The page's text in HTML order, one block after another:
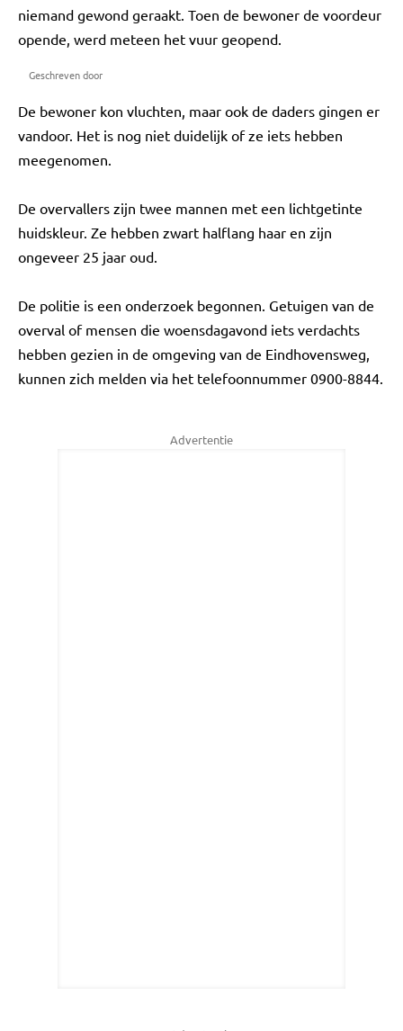
niemand gewond geraakt. Toen de bewoner de voordeur
opende, werd meteen het vuur geopend.
Geschreven door
De bewoner kon vluchten, maar ook de daders gingen er
vandoor. Het is nog niet duidelijk of ze iets hebben
meegenomen.
De overvallers zijn twee mannen met een lichtgetinte
huidskleur. Ze hebben zwart halflang haar en zijn
ongeveer 25 jaar oud.
De politie is een onderzoek begonnen. Getuigen van de
overval of mensen die woensdagavond iets verdachts
hebben gezien in de omgeving van de Eindhovensweg,
kunnen zich melden via het telefoonnummer 0900-8844.
Advertentie